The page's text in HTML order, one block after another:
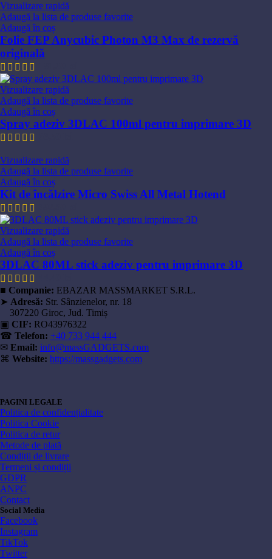
Vizualizare rapidă
Adaugă la lista de produse favorite
Adaugă în coș
Folie FEP Anycubic Photon M3 Max de rezervă
originală
Vizualizare rapidă
Adaugă la lista de produse favorite
Adaugă în coș
Spray adeziv 3DLAC 100ml pentru imprimare 3D
Vizualizare rapidă
Adaugă la lista de produse favorite
Adaugă în coș
Kit de încălzire Micro Swiss All Metal Hotend
Vizualizare rapidă
Adaugă la lista de produse favorite
Adaugă în coș
3DLAC 80ML stick adeziv pentru imprimare 3D
■ Companie: EBAZAR MASSMARKET S.R.L.
➤ Adresă: Str. Sânzienelor, nr. 18
307220 Giroc, Jud. Timiș
▣ CIF: RO43976322
☎ Telefon: +40 733 944 444
✉ Email: info@massGADGETS.com
⌘ Website: https://massgadgets.com
PAGINI LEGALE
Politica de confidențialitate
Politica Cookie
Politica de retur
Metode de plată
Condiții de livrare
Termeni și condiții
GDPR
ANPC
Contact
Social Media
Facebook
Instagram
TikTok
Twitter